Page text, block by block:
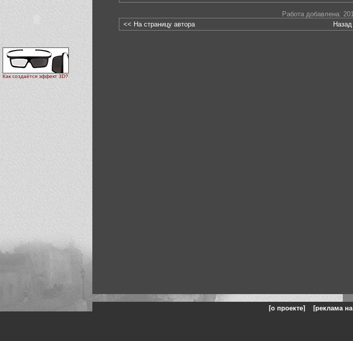
Как создаётся эффект 3D?
Работа добавлена:
<< На страницу автора
Назад
[о проекте] [реклама на